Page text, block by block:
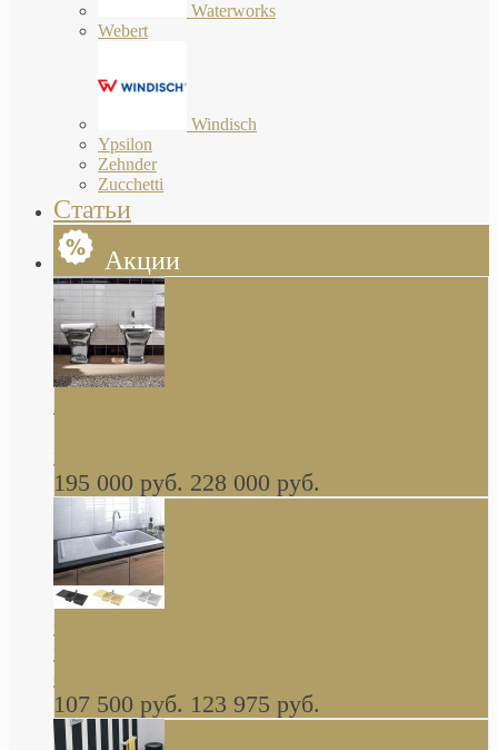
Waterworks
Webert
Windisch
Ypsilon
Zehnder
Zucchetti
Статьи
Акции
Butterfly Scarabeo КОМПЛЕКТ санфаянса
глянцевая платина В НАЛИЧИИ
195 000 руб. 228 000 руб.
керамическая мойка 1160 x 510 мм белая,
серая, черная, бежевая В НАЛИЧИИ
107 500 руб. 123 975 руб.